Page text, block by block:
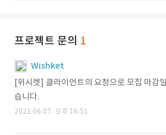
프로젝트 문의 1
Wishket
[위시켓] 클라이언트의 요청으로 모집 마감
습니다.
2021.06.07. 오후 16:51